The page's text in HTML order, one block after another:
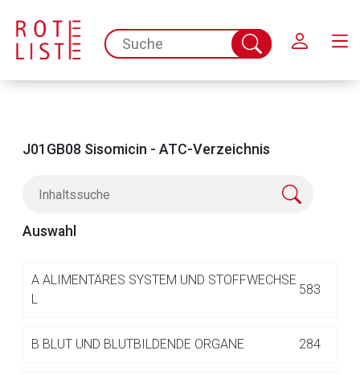
spc.search.input.placeholder
Suche
abschicken
J01GB08 Sisomicin - ATC-Verzeichnis
Auswahl
A ALIMENTÄRES SYSTEM UND STOFFWECHSE
L
583
B BLUT UND BLUTBILDENDE ORGANE 284
Aufruf einer externen Seite
Seite. Für die Inhalte der externen Web-Seite ist deren